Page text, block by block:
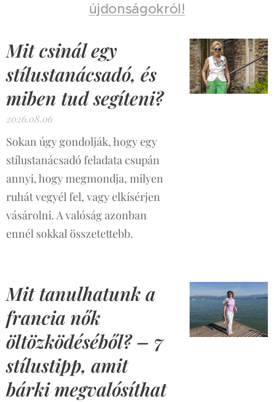
újdonságokról!
Mit csinál egy
stílustanácsadó, és
miben tud segíteni?
2026.08.06
Sokan úgy gondolják, hogy egy
stílustanácsadó feladata csupán
annyi, hogy megmondja, milyen
ruhát vegyél fel, vagy elkísérjen
vásárolni. A valóság azonban
ennél sokkal összetettebb.
Mit tanulhatunk a
francia nők
öltözködéséből? – 7
stílustipp, amit
bárki megvalósíthat